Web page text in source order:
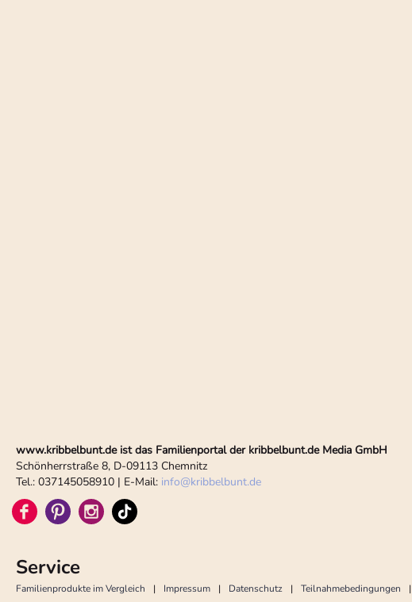
www.kribbelbunt.de ist das Familienportal der kribbelbunt.de Media GmbH
Schönherrstraße 8, D-09113 Chemnitz
Tel.: 037145058910 | E-Mail: info@kribbelbunt.de
Service
Familienprodukte im Vergleich Impressum Datenschutz Teilnahmebedingungen